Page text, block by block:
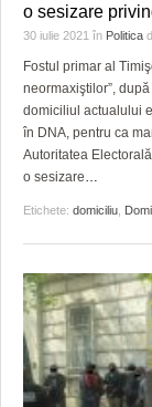
o sesizare
30 iulie 2021 în Politica
Fostul primar al
neormaxiştilor”,
domiciliul actualului
în DNA, pentru ca
Autoritatea
o sesizare
Etichete: domiciliu